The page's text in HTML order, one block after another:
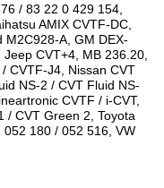
/ 83 22 0 429 154,
AMIX CVTF-DC,
M2C928-A, GM DEX-
CVT+4, MB 236.20,
CVTF-J4, Nissan CVT
NS-2 / CVT Fluid NS-
CVTF / i-CVT,
/ CVT Green 2, Toyota
052 180 / 052 516, VW